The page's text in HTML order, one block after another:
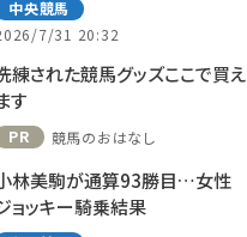
中央競馬
7/31 20:32
練された競馬グッズここで買え
す
PR 競馬のおはなし
林美駒が通算93勝目…女性
ョッキー騎乗結果